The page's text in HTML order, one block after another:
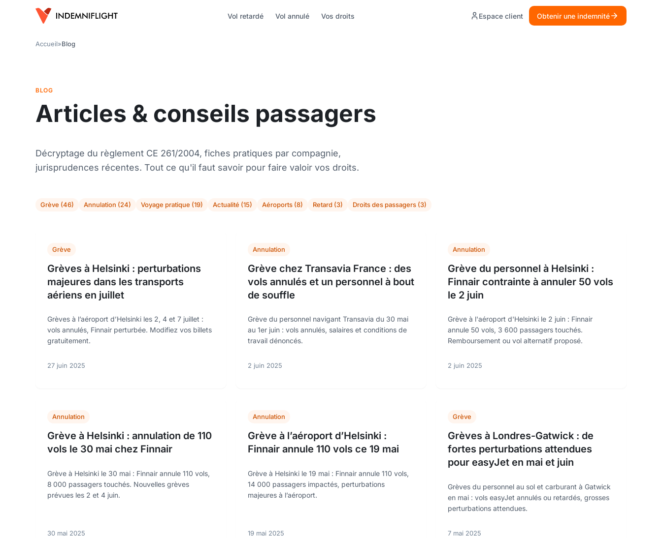
Vol retardé Vol annulé Vos droits Espace client Obtenir une indemnité
Accueil»Blog
BLOG
Articles & conseils passagers
Décryptage du règlement CE 261/2004, fiches pratiques par compagnie,
jurisprudences récentes. Tout ce qu'il faut savoir pour faire valoir vos droits.
Grève (46) Annulation (24) Voyage pratique (19) Actualité (15) Aéroports (8) Retard (3) Droits des passagers (3)
Grève
Grèves à Helsinki : perturbations
majeures dans les transports
aériens en juillet
Grèves à l’aéroport d’Helsinki les 2, 4 et 7 juillet :
vols annulés, Finnair perturbée. Modifiez vos billets
gratuitement.
27 juin 2025
Annulation
Grève chez Transavia France : des
vols annulés et un personnel à bout
de souffle
Grève du personnel navigant Transavia du 30 mai
au 1er juin : vols annulés, salaires et conditions de
travail dénoncés.
2 juin 2025
Annulation
Grève du personnel à Helsinki :
Finnair contrainte à annuler 50 vols
le 2 juin
Grève à l'aéroport d'Helsinki le 2 juin : Finnair
annule 50 vols, 3 600 passagers touchés.
Remboursement ou vol alternatif proposé.
2 juin 2025
Annulation
Grève à Helsinki : annulation de 110
vols le 30 mai chez Finnair
Grève à Helsinki le 30 mai : Finnair annule 110 vols,
8 000 passagers touchés. Nouvelles grèves
prévues les 2 et 4 juin.
30 mai 2025
Annulation
Grève à l’aéroport d’Helsinki :
Finnair annule 110 vols ce 19 mai
Grève à Helsinki le 19 mai : Finnair annule 110 vols,
14 000 passagers impactés, perturbations
majeures à l’aéroport.
19 mai 2025
Grève
Grèves à Londres-Gatwick : de
fortes perturbations attendues
pour easyJet en mai et juin
Grèves du personnel au sol et carburant à Gatwick
en mai : vols easyJet annulés ou retardés, grosses
perturbations attendues.
7 mai 2025